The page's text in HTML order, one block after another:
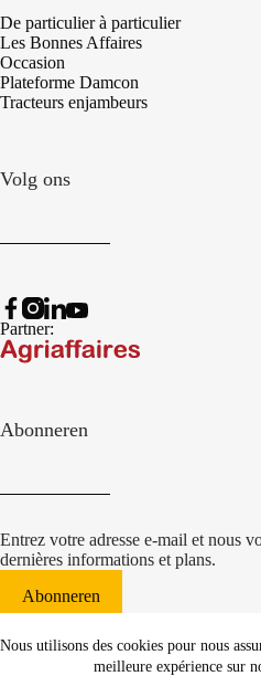
Nous utilisons des cookies pour nous
meilleure expérience sur
De particulier à particulier
Les Bonnes Affaires
Occasion
Plateforme Damcon
Tracteurs enjambeurs
Volg ons
Partner:
Abonneren
Entrez votre adresse e-mail et nous
dernières informations et plans.
Abonneren
websiteontwikkeling